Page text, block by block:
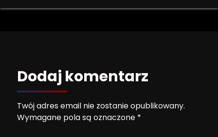
Dodaj komentarz
Twój adres email nie zostanie opublikowany.
Wymagane pola są oznaczone *